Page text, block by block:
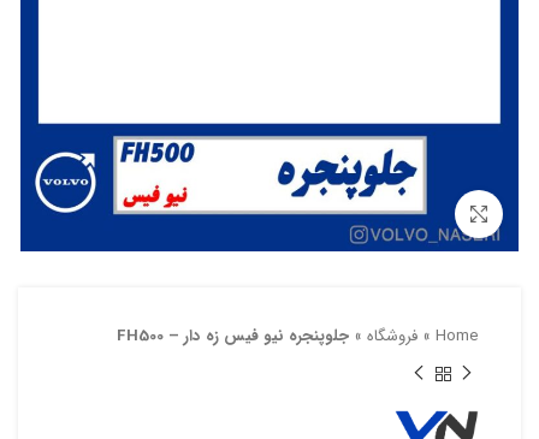
بزرگنمایی تصویر
Home
» فروشگاه » جلوپنجره نیو فیس زه دار – FH500